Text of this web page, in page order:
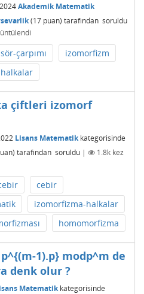
Akademik Matematik
(17puan) tarafından soruldu
çarpımı
izomorfizm
çiftleri izomorf
Lisans Matematikkategorisinde
tarafından soruldu | 1.8kkez
cebir
izomorfizma-halkalar
homomorfizma
p^{(m-1).p} modp^m de
denk olur ?
Matematikkategorisinde